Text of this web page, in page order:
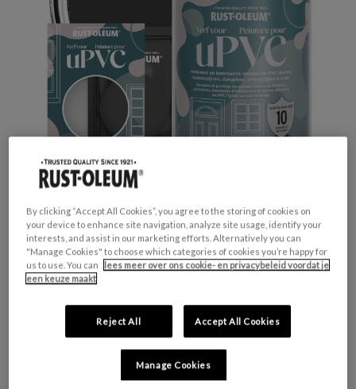
Productveiligheid
Waarschuwing
H317 - Kan een allergische huidreactie
veroorzaken.
H412 - Schadelijk voor in het water levende
organismen, met langdurige gevolgen.
By clicking “Accept All Cookies”, you agree to the storing of cookies on
your device to enhance site navigation, analyze site usage, identify your
interests, and assist in our marketing efforts. Alternatively you can
"Manage Cookies" to choose which categories of cookies you’re happy for
us to use. You can
lees meer over ons cookie- en privacybeleid voordat je
een keuze maakt
Reject All Accept All Cookies
Manage Cookies